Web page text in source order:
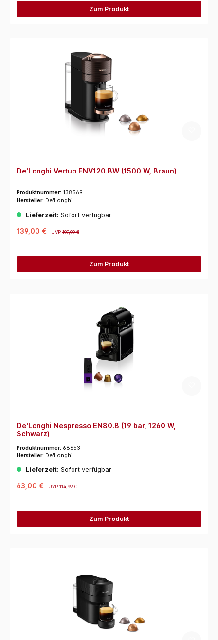
Zum Produkt
De'Longhi Vertuo ENV120.BW (1500 W, Braun)
Produktnummer: 138569
Hersteller: De'Longhi
Lieferzeit: Sofort verfügbar
139,00 € UVP199,99 €
Zum Produkt
De'Longhi Nespresso EN80.B (19 bar, 1260 W,
Schwarz)
Produktnummer: 68653
Hersteller: De'Longhi
Lieferzeit: Sofort verfügbar
63,00 € UVP114,99 €
Zum Produkt